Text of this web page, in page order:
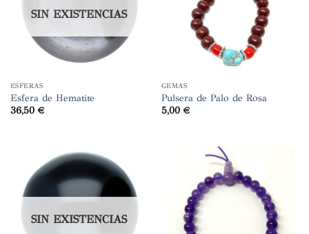
SIN EXISTENCIAS
ESFERAS
Esfera de Hematite
36,50 €
GEMAS
Pulsera de Palo de Rosa
5,00 €
SIN EXISTENCIAS